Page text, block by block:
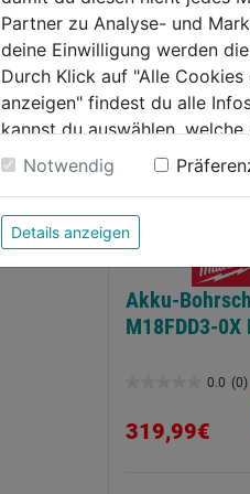
Akku-
M18FDD3-0X
0.0 (0)
von
319,99€
Partner zu Analyse- und
deine Einwilligung werden
Durch Klick auf "Alle
anzeigen" findest du alle
kannst du auswählen,
Weitere Informationen findest
Notwendig
Details anzeigen